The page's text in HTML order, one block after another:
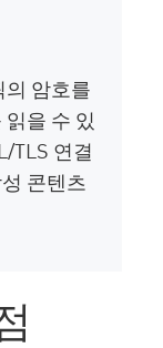
암호를
을 수 있
TLS 연결
콘텐츠